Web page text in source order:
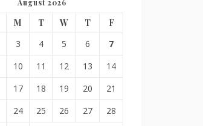
August 2026
M T W T
F
3 4 5 6
7
10 11 12 13
14
17 18 19 20
21
24 25 26 27
28